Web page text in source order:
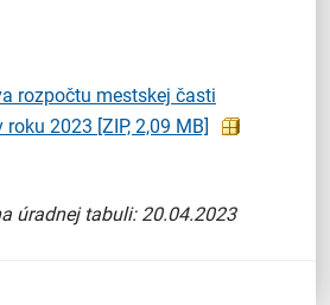
rozpočtu mestskej časti
roku 2023 [ZIP, 2,09 MB]
úradnej tabuli: 20.04.2023